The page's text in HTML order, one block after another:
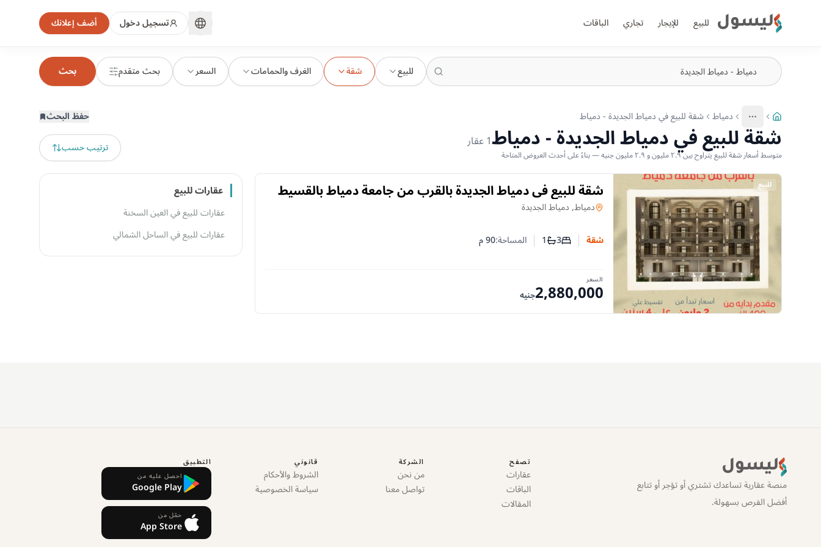
ليسول للبيع للإيجار تجاري الباقات تسجيل دخول أضف إعلانك
للبيع شقة الغرف والحمامات السعر بحث متقدم بحث
More
عرض المزيد من المسارات
دمياط شقة للبيع في دمياط الجديدة - دمياط حفظ البحث
شقة للبيع في دمياط الجديدة - دمياط1عقار
متوسط أسعار شقة للبيع يتراوح بين ٢.٩ مليون و ٢.٩ مليون جنيه — بناءً على أحدث العروض المتاحة ترتيب حسب
للبيع شقة للبيع في دمياط الجديدة بالقرب من جامعة دمياط بالقسيط
على 4 سنين
شقةفي
دمياط, دمياط الجديدة
شقة
عدد غرف النوم
3عدد الحمامات
1 المساحة:90م
السعر
2,880,000جنيه
عقارات للبيع
عقارات للبيع في العين السخنة
عقارات للبيع في الساحل الشمالي
ليسول
منصة عقارية تساعدك تشتري أو تؤجر أو تتابع
أفضل الفرص بسهولة.
تصفح
عقارات
الباقات
المقالات
الشركة
من نحن
تواصل معنا
قانوني
الشروط والأحكام
سياسة الخصوصية
التطبيق
احصل عليه من
Google Play
حمّل من
App Store